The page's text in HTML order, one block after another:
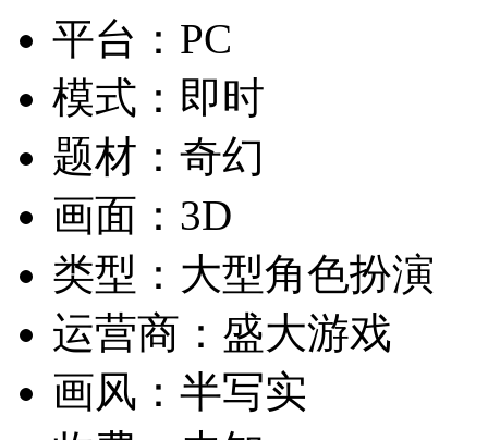
平台： PC
模式： 即时
题材： 奇幻
画面： 3D
类型： 大型角色扮演
运营商： 盛大游戏
画风： 半写实